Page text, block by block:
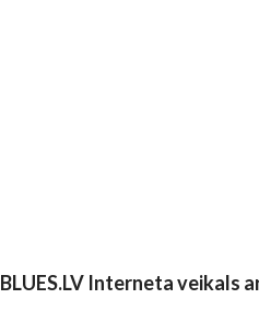
BLUES.LV Interneta veikals